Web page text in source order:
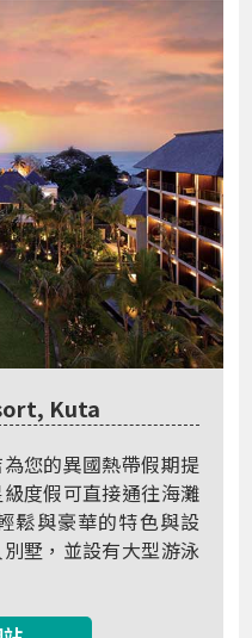
Kuta
您的異國熱帶假期提
度假可直接通往海灘
鬆與豪華的特色與設
墅，並設有大型游泳